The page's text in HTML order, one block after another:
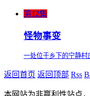
第12集
怪物事变
一处位于乡下的宁静村
返回首页 返回顶部 Rss